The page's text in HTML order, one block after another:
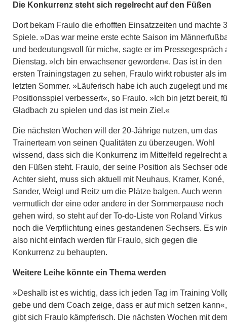
Die Konkurrenz steht sich regelrecht auf den Füßen
Dort bekam Fraulo die erhofften Einsatzzeiten und machte
Spiele. »Das war meine erste echte Saison im
und bedeutungsvoll für mich«, sagte er im Pressegespräch
Dienstag. »Ich bin erwachsener geworden«. Das ist in den
ersten Trainingstagen zu sehen, Fraulo wirkt robuster als im
letzten Sommer. »Läuferisch habe ich auch zugelegt und
Positionsspiel verbessert«, so Fraulo. »Ich bin jetzt bereit,
Gladbach zu spielen und das ist mein Ziel.«
Die nächsten Wochen will der 20-Jährige nutzen, um das
Trainerteam von seinen Qualitäten zu überzeugen. Wohl
wissend, dass sich die Konkurrenz im Mittelfeld regelrecht
den Füßen steht. Fraulo, der seine Position als Sechser
Achter sieht, muss sich aktuell mit Neuhaus, Kramer, Koné,
Sander, Weigl und Reitz um die Plätze balgen. Auch wenn
vermutlich der eine oder andere in der Sommerpause noch
gehen wird, so steht auf der To-do-Liste von Roland Virkus
noch die Verpflichtung eines gestandenen Sechsers. Es
also nicht einfach werden für Fraulo, sich gegen die
Konkurrenz zu behaupten.
Weitere Leihe könnte ein Thema werden
»Deshalb ist es wichtig, dass ich jeden Tag im Training
gebe und dem Coach zeige, dass er auf mich setzen kann«,
gibt sich Fraulo kämpferisch. Die nächsten Wochen mit dem